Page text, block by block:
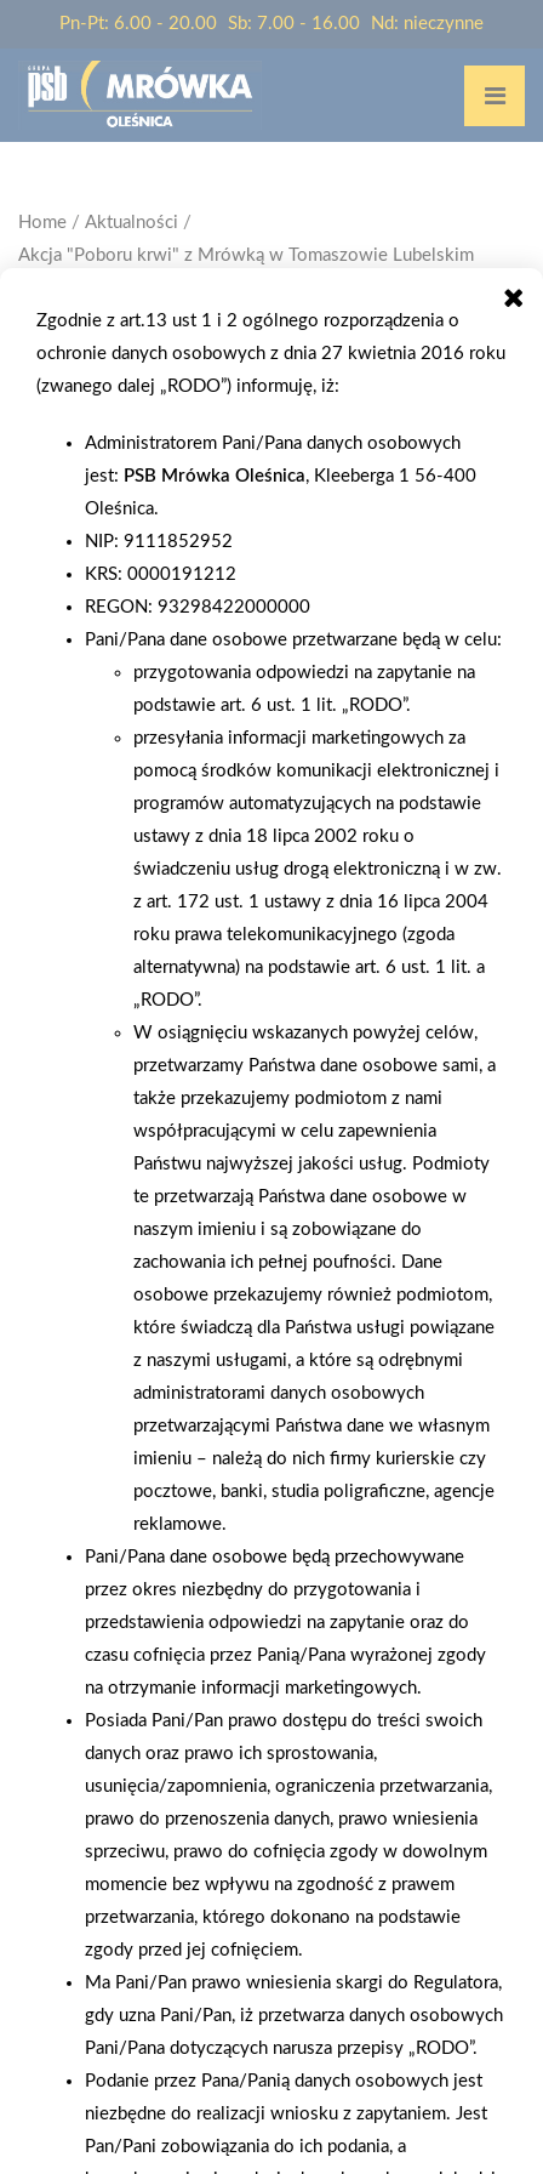
Pn-Pt: 6.00 - 20.00 Sb: 7.00 - 16.00 Nd: nieczynne
Home / Aktualności /
Akcja "Poboru krwi" z Mrówką w Tomaszowie Lubelskim
2021-05-15
TOMASZOWIE LUBELSKIM
AKTUALNOŚCI
2026-01-15
Grupa PSB Handel S.A.
gra z WOŚP. Powstała
firmowa eSkarbonka na
rzecz gastroenterologii
dziecięcej
2026-01-12
Zacisze S.A. dołącza do
Grupy PSB. Sieć kończy
rok strategicznym
otwarciem po
rebrandingu
Otwarcie sklepu PSB
Mrówka w Wyrzysku
Gwarancja jakości
naszych produktów
Zakupy w systemie
ratalnym
Zgodnie z art.13 ust 1 i 2 ogólnego rozporządzenia o
ochronie danych osobowych z dnia 27 kwietnia 2016 roku
(zwanego dalej „RODO”) informuję, iż:
Administratorem Pani/Pana danych osobowych
jest: PSB Mrówka Oleśnica, Kleeberga 1 56-400
Oleśnica.
NIP: 9111852952
KRS: 0000191212
REGON: 93298422000000
Pani/Pana dane osobowe przetwarzane będą w celu:
przygotowania odpowiedzi na zapytanie na
podstawie art. 6 ust. 1 lit. „RODO”.
przesyłania informacji marketingowych za
pomocą środków komunikacji elektronicznej i
programów automatyzujących na podstawie
ustawy z dnia 18 lipca 2002 roku o
świadczeniu usług drogą elektroniczną i w zw.
z art. 172 ust. 1 ustawy z dnia 16 lipca 2004
roku prawa telekomunikacyjnego (zgoda
alternatywna) na podstawie art. 6 ust. 1 lit. a
„RODO”.
W osiągnięciu wskazanych powyżej celów,
przetwarzamy Państwa dane osobowe sami, a
także przekazujemy podmiotom z nami
współpracującymi w celu zapewnienia
Państwu najwyższej jakości usług. Podmioty
te przetwarzają Państwa dane osobowe w
naszym imieniu i są zobowiązane do
zachowania ich pełnej poufności. Dane
osobowe przekazujemy również podmiotom,
które świadczą dla Państwa usługi powiązane
z naszymi usługami, a które są odrębnymi
administratorami danych osobowych
przetwarzającymi Państwa dane we własnym
imieniu – należą do nich firmy kurierskie czy
pocztowe, banki, studia poligraficzne, agencje
reklamowe.
Pani/Pana dane osobowe będą przechowywane
przez okres niezbędny do przygotowania i
przedstawienia odpowiedzi na zapytanie oraz do
czasu cofnięcia przez Panią/Pana wyrażonej zgody
na otrzymanie informacji marketingowych.
Posiada Pani/Pan prawo dostępu do treści swoich
danych oraz prawo ich sprostowania,
usunięcia/zapomnienia, ograniczenia przetwarzania,
prawo do przenoszenia danych, prawo wniesienia
sprzeciwu, prawo do cofnięcia zgody w dowolnym
momencie bez wpływu na zgodność z prawem
przetwarzania, którego dokonano na podstawie
zgody przed jej cofnięciem.
Ma Pani/Pan prawo wniesienia skargi do Regulatora,
gdy uzna Pani/Pan, iż przetwarza danych osobowych
Pani/Pana dotyczących narusza przepisy „RODO”.
Podanie przez Pana/Panią danych osobowych jest
niezbędne do realizacji wniosku z zapytaniem. Jest
Pan/Pani zobowiązania do ich podania, a